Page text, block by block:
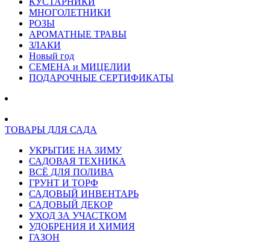
МНОГОЛЕТНИКИ
РОЗЫ
АРОМАТНЫЕ ТРАВЫ
ЗЛАКИ
Новый год
СЕМЕНА и МИЦЕЛИИ
ПОДАРОЧНЫЕ СЕРТИФИКАТЫ
ТОВАРЫ ДЛЯ САДА
УКРЫТИЕ НА ЗИМУ
САДОВАЯ ТЕХНИКА
ВСЁ ДЛЯ ПОЛИВА
ГРУНТ И ТОРФ
САДОВЫЙ ИНВЕНТАРЬ
САДОВЫЙ ДЕКОР
УХОД ЗА УЧАСТКОМ
УДОБРЕНИЯ И ХИМИЯ
ГАЗОН